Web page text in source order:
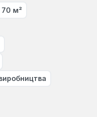
70 м²